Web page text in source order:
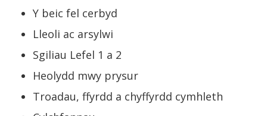
Y beic fel cerbyd
Lleoli ac arsylwi
Sgiliau Lefel 1 a 2
Heolydd mwy prysur
Troadau, ffyrdd a chyffyrdd cymhleth